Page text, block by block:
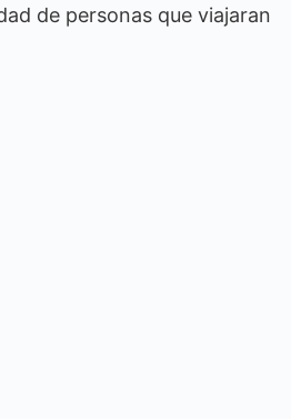
de personas que viajaran